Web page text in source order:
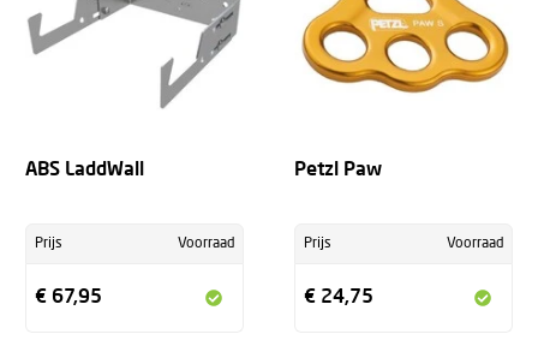
ABS LaddWall
Prijs Voorraad
€ 67,95
Petzl Paw
Prijs Voorraad
€ 24,75